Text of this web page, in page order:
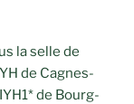
la selle de
de Cagnes-
de Bourg-